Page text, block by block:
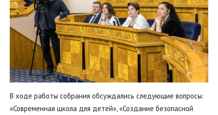
В ходе работы собрания обсуждались следующие вопросы:
«Современная школа для детей», «Создание безопасной